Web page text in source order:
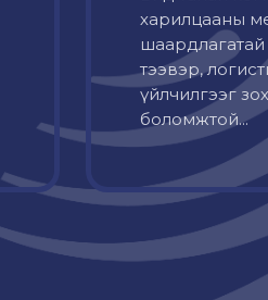
харилцааны
шаардлагатай
тээвэр,
үйлчилгээг
боломжтой...